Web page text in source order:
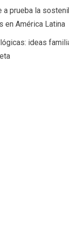
a prueba la
en América Latina
ideas